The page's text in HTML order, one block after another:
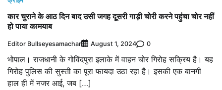
कार चुराने के आठ दिन बाद उसी जगह दूसरी गाड़ी चोरी करने पहुंचा चोर नहीं
हो पाया कामयाब
Editor Bullseyesamachar August 1, 2024 0
भोपाल। राजधानी के गोविंदपुरा इलाके में वाहन चोर गिरोह सक्रिय है। यह
गिरोह पुलिस की सुस्ती का पूरा फायदा उठा रहा है। इसकी एक बानगी
हाल ही में नजर आई, जब […]